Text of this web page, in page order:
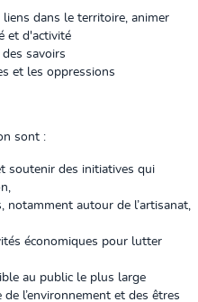
dans le territoire, animer
et d'activité
savoirs
et les oppressions
sont :
soutenir des initiatives qui
notamment autour de l’artisanat,
économiques pour lutter
au public le plus large
l’environnement et des êtres